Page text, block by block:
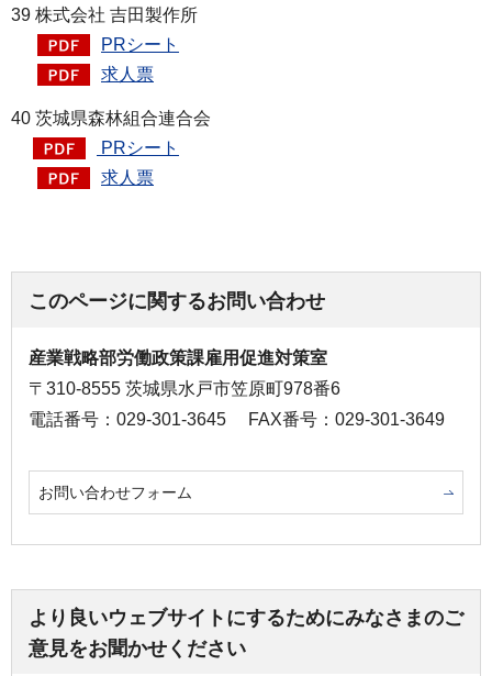
39 株式会社 吉田製作所
PRシート
求人票
40 茨城県森林組合連合会
PRシート
求人票
このページに関するお問い合わせ
産業戦略部労働政策課雇用促進対策室
〒310-8555 茨城県水戸市笠原町978番6
電話番号：029-301-3645
FAX番号：029-301-3649
お問い合わせフォーム
より良いウェブサイトにするためにみなさまのご
意見をお聞かせください